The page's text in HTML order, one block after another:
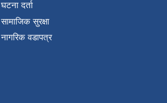
घटना दर्ता
सामाजिक सुरक्षा
नागरिक वडापत्र